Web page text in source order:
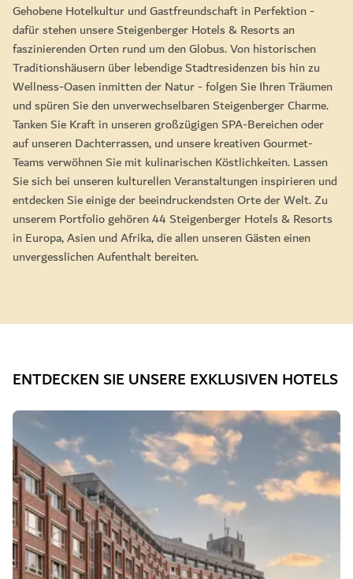
Gehobene Hotelkultur und Gastfreundschaft in Perfektion -
dafür stehen unsere Steigenberger Hotels & Resorts an
faszinierenden Orten rund um den Globus. Von historischen
Traditionshäusern über lebendige Stadtresidenzen bis hin zu
Wellness-Oasen inmitten der Natur - folgen Sie Ihren Träumen
und spüren Sie den unverwechselbaren Steigenberger Charme.
Tanken Sie Kraft in unseren großzügigen SPA-Bereichen oder
auf unseren Dachterrassen, und unsere kreativen Gourmet-
Teams verwöhnen Sie mit kulinarischen Köstlichkeiten. Lassen
Sie sich bei unseren kulturellen Veranstaltungen inspirieren und
entdecken Sie einige der beeindruckendsten Orte der Welt. Zu
unserem Portfolio gehören 44 Steigenberger Hotels & Resorts
in Europa, Asien und Afrika, die allen unseren Gästen einen
unvergesslichen Aufenthalt bereiten.
ENTDECKEN SIE UNSERE EXKLUSIVEN HOTELS
Dia 1 von 7